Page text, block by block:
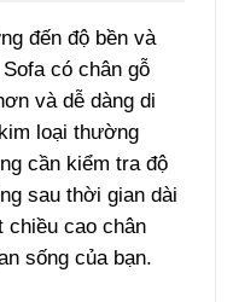
đến độ bền và
có chân gỗ
và dễ dàng di
loại thường
cần kiểm tra độ
sau thời gian dài
chiều cao chân
sống của bạn.